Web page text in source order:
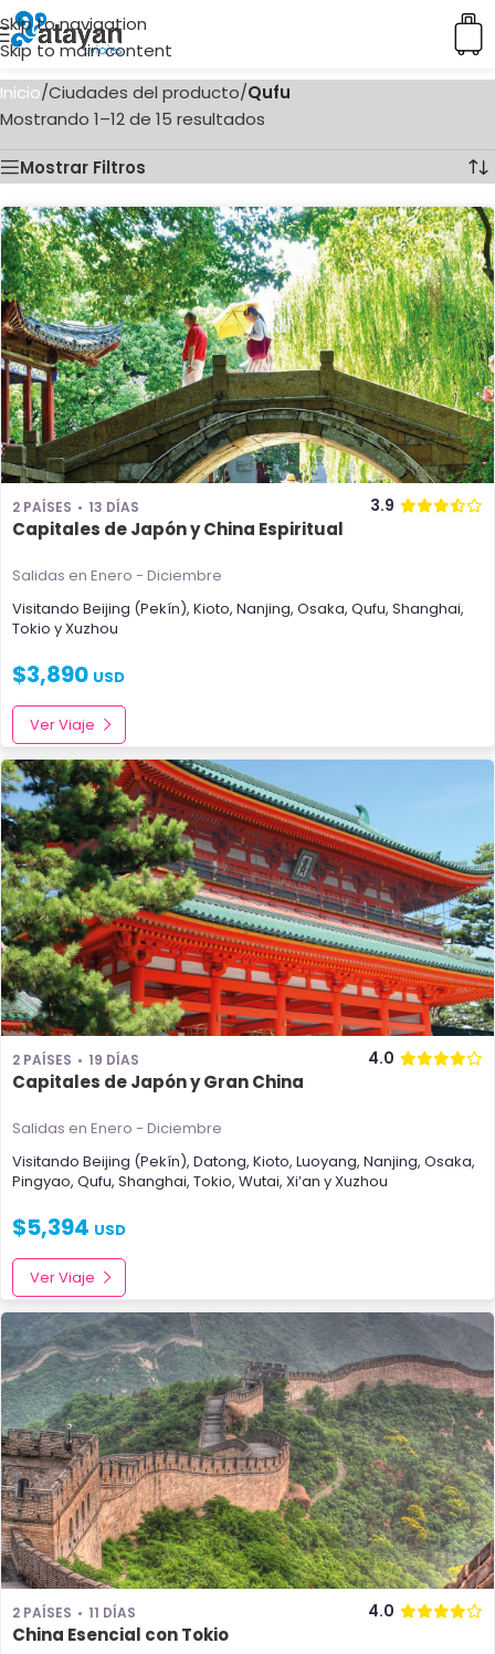
Skip to navigation
Skip to main content
Inicio/Ciudades del producto/Qufu
Mostrando 1–12 de 15 resultados
Mostrar Filtros
2 PAÍSES 13 DÍAS 3.9
Capitales de Japón y China Espiritual
Salidas en Enero - Diciembre
Visitando Beijing (Pekín), Kioto, Nanjing, Osaka, Qufu, Shanghai,
Tokio yXuzhou
$3,890 USD
Ver Viaje
2 PAÍSES 19 DÍAS 4.0
Capitales de Japón y Gran China
Salidas en Enero - Diciembre
Visitando Beijing (Pekín), Datong, Kioto, Luoyang, Nanjing, Osaka,
Pingyao, Qufu, Shanghai, Tokio, Wutai, Xi’an yXuzhou
$5,394 USD
Ver Viaje
2 PAÍSES 11 DÍAS 4.0
China Esencial con Tokio